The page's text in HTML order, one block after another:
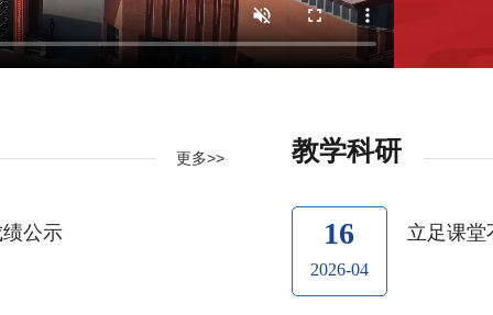
更多>>
公示
教学科研
16
2026-04
立足课堂